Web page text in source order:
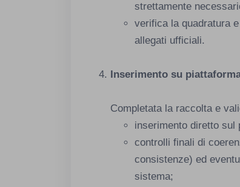
strettamente
verifica la quadratura
allegati ufficiali.
Inserimento su
Completata la raccolta e
inserimento diretto sul
controlli finali di
consistenze) ed
sistema;